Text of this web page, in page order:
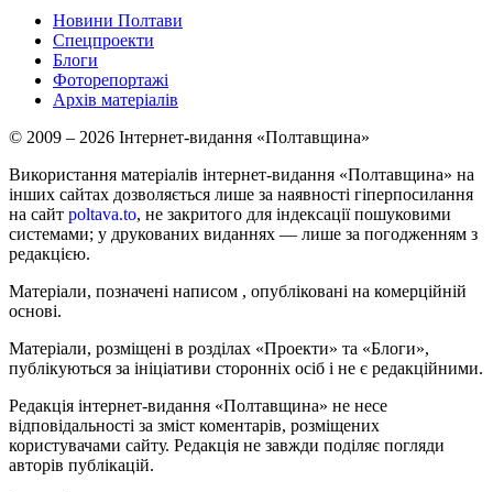
Новини Полтави
Спецпроекти
Блоги
Фоторепортажі
Архів матеріалів
© 2009 – 2026 Інтернет-видання «Полтавщина»
Використання матеріалів інтернет-видання «Полтавщина» на
інших сайтах дозволяється лише за наявності гіперпосилання
на сайт poltava.to, не закритого для індексації пошуковими
системами; у друкованих виданнях — лише за погодженням з
редакцією.
Матеріали, позначені написом , опубліковані на комерційній
основі.
Матеріали, розміщені в розділах «Проекти» та «Блоги»,
публікуються за ініціативи сторонніх осіб і не є редакційними.
Редакція інтернет-видання «Полтавщина» не несе
відповідальності за зміст коментарів, розміщених
користувачами сайту. Редакція не завжди поділяє погляди
авторів публікацій.